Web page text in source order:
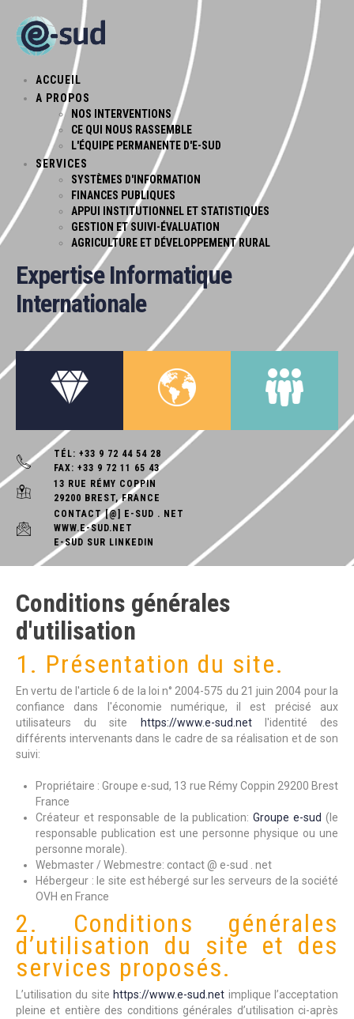
ACCUEIL
A PROPOS
NOS INTERVENTIONS
CE QUI NOUS RASSEMBLE
L'ÉQUIPE PERMANENTE D'E-SUD
SERVICES
SYSTÈMES D'INFORMATION
FINANCES PUBLIQUES
APPUI INSTITUTIONNEL ET STATISTIQUES
GESTION ET SUIVI-ÉVALUATION
AGRICULTURE ET DÉVELOPPEMENT RURAL
Expertise Informatique
Internationale
TÉL: +33 9 72 44 54 28
FAX: +33 9 72 11 65 43
13 RUE RÉMY COPPIN
29200 BREST, FRANCE
CONTACT [@] E-SUD . NET
WWW.E-SUD.NET
E-SUD SUR LINKEDIN
Conditions générales
d'utilisation
1. Présentation du site.
En vertu de l'article 6 de la loi n° 2004-575 du 21 juin 2004 pour la
confiance dans l'économie numérique, il est précisé aux
utilisateurs du site
https://www.e-sud.netl'identité des
différents intervenants dans le cadre de sa réalisation et de son
suivi:
Propriétaire : Groupe e-sud, 13 rue Rémy Coppin 29200 Brest
France
Créateur et responsable de la publication:Groupe e-sud (le
responsable publication est une personne physique ou une
personne morale).
Webmaster / Webmestre: contact @ e-sud . net
Hébergeur : le site est hébergé sur les serveurs de la société
OVH en France
2. Conditions générales
d’utilisation du site et des
services proposés.
L’utilisation du site https://www.e-sud.net implique l’acceptation
pleine et entière des conditions générales d’utilisation ci-après